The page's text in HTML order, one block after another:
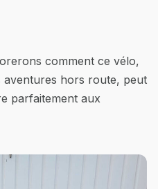
comment ce vélo,
hors route, peut
parfaitement aux